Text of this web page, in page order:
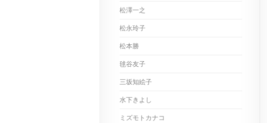
松澤一之
松永玲子
松本勝
毬谷友子
三坂知絵子
水下きよし
ミズモトカナコ